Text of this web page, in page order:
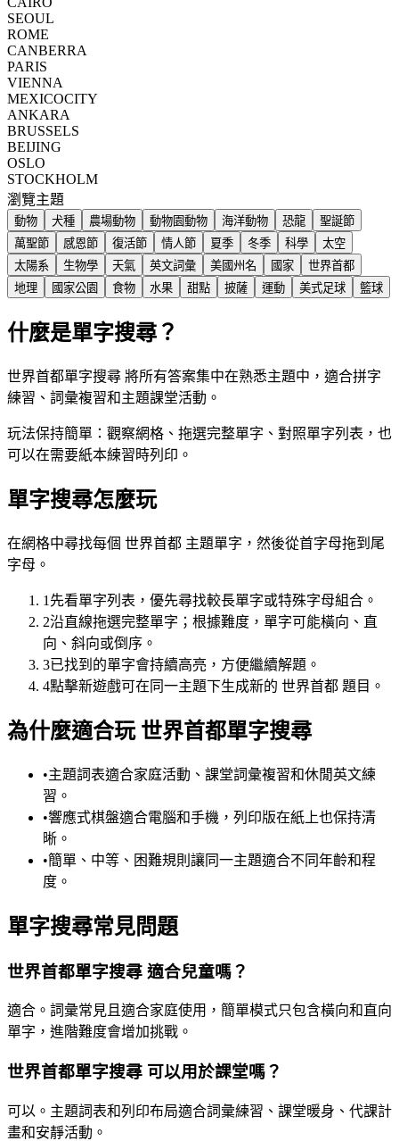
SEOUL
ROME
CANBERRA
PARIS
VIENNA
MEXICOCITY
ANKARA
BRUSSELS
BEIJING
OSLO
STOCKHOLM
瀏覽主題
動物 犬種 農場動物 動物園動物 海洋動物 恐龍
聖誕節
萬聖節
感恩節 復活節 情人節 夏季 冬季 科學
太空
太陽系
生物學 天氣 英文詞彙 美國州名 國家
世界首都
地理
國家公園 食物 水果 甜點 披薩 運動 美式足球 籃球
什麼是單字搜尋？
世界首都單字搜尋 將所有答案集中在熟悉主題中，適合拼字
練習、詞彙複習和主題課堂活動。
玩法保持簡單：觀察網格、拖選完整單字、對照單字列表，也
可以在需要紙本練習時列印。
單字搜尋怎麼玩
在網格中尋找每個 世界首都 主題單字，然後從首字母拖到尾
字母。
1 先看單字列表，優先尋找較長單字或特殊字母組合。
2沿直線拖選完整單字；根據難度，單字可能橫向、直
向、斜向或倒序。
3已找到的單字會持續高亮，方便繼續解題。
4點擊新遊戲可在同一主題下生成新的 世界首都 題目。
為什麼適合玩 世界首都單字搜尋
•主題詞表適合家庭活動、課堂詞彙複習和休閒英文練
習。
•響應式棋盤適合電腦和手機，列印版在紙上也保持清
晰。
•簡單、中等、困難規則讓同一主題適合不同年齡和程
度。
單字搜尋常見問題
世界首都單字搜尋 適合兒童嗎？
適合。詞彙常見且適合家庭使用，簡單模式只包含橫向和直向
單字，進階難度會增加挑戰。
世界首都單字搜尋 可以用於課堂嗎？
可以。主題詞表和列印布局適合詞彙練習、課堂暖身、代課計
畫和安靜活動。